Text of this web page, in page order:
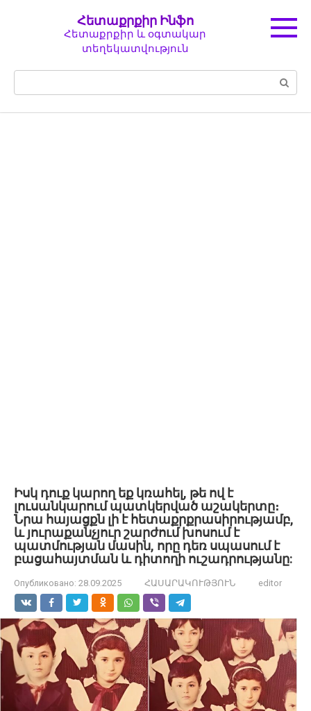
Հետաքրքիր Ինֆո
Հետաքրքիր և օգտակար
տեղեկատվություն
Իսկ դուք կարող եք կռահել, թե ով է
լուսանկարում պատկերված աշակերտը։
Նրա հայացքն լի է հետաքրքրասիրությամբ,
և յուրաքանչյուր շարժում խոսում է
պատմության մասին, որը դեռ սպասում է
բացահայտման և դիտողի ուշադրությանը:
Опубликовано: 28.09.2025 ՀԱՍԱՐԱԿՈՒԹՅՈՒՆ editor